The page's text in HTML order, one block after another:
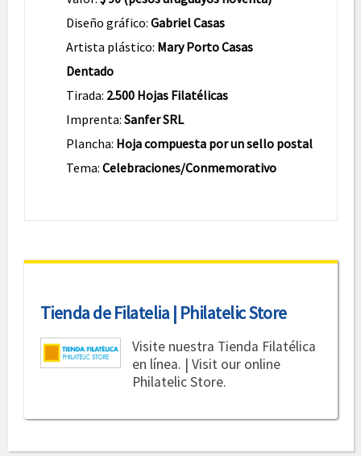
Diseño gráfico: Gabriel Casas
Artista plástico: Mary Porto Casas
Dentado
Tirada: 2.500 Hojas Filatélicas
Imprenta: Sanfer SRL
Plancha: Hoja compuesta por un sello postal
Tema: Celebraciones/Conmemorativo
Tienda de Filatelia | Philatelic Store
Visite nuestra Tienda Filatélica
en línea. | Visit our online
Philatelic Store.